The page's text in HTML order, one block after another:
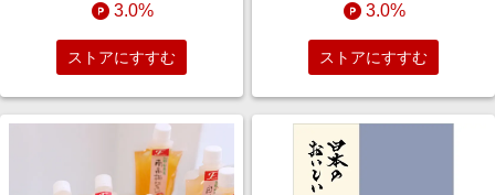
3.0%
ストアにすすむ
3.0%
ストアにすすむ